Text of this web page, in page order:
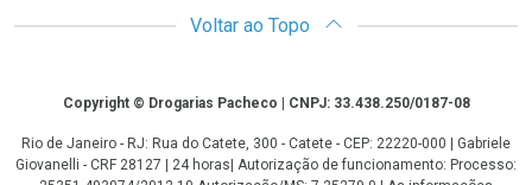
Voltar ao Topo
CopyrightCopyright © Drogarias Pacheco | CNPJ: 33.438.250/0187-08
Rio de Janeiro - RJ: Rua do Catete, 300 - Catete - CEP: 22220-000 | Gabriele
Giovanelli - CRF 28127 | 24 horas| Autorização de funcionamento: Processo: